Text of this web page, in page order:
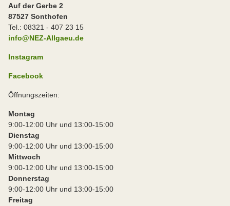
Auf der Gerbe 2
87527 Sonthofen
Tel.: 08321 - 407 23 15
info@NEZ-Allgaeu.de
Instagram
Facebook
Öffnungszeiten:
Montag
9:00-12:00 Uhr und 13:00-15:00
Dienstag
9:00-12:00 Uhr und 13:00-15:00
Mittwoch
9:00-12:00 Uhr und 13:00-15:00
Donnerstag
9:00-12:00 Uhr und 13:00-15:00
Freitag